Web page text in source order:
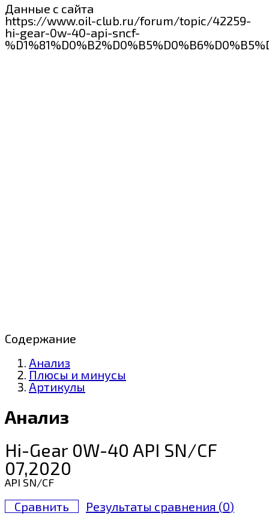
Данные с сайта
https://www.oil-club.ru/forum/topic/42259-
hi-gear-0w-40-api-sncf-
Содержание
Анализ
Плюсы и минусы
Артикулы
Анализ
Hi-Gear 0W-40 API SN/CF
07,2020
API SN/CF
Сравнить Результаты сравнения (0)